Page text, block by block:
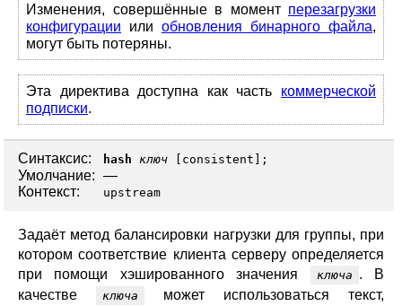
Изменения, совершённые в момент перезагрузки
конфигурации или обновления бинарного файла,
могут быть потеряны.
Эта директива доступна как часть коммерческой
подписки.
Синтаксис: hash ключ consistent ];
Умолчание: —
Контекст:
upstream
Задаёт метод балансировки нагрузки для группы, при
котором соответствие клиента серверу определяется
при помощи хэшированного значения
ключа . В
качестве
ключа
может использоваться текст,